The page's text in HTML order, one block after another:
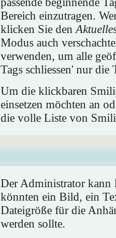
Bereich einzutragen.
klicken Sie den
Modus auch
verwenden, um alle
Tags schliessen' nur
Um die klickbaren
einsetzen möchten an
die volle Liste von
Der Administrator kann
könnten ein Bild, ein
Dateigröße für die
werden sollte.